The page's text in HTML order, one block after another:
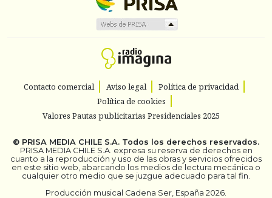
Contacto comercial Aviso legal
Política de privacidad
Política de cookies
Valores Pautas publicitarias Presidenciales 2025
© PRISA MEDIA CHILE S.A. Todos los derechos reservados.
PRISA MEDIA CHILE S.A. expresa su reserva de derechos en
cuanto a la reproducción y uso de las obras y servicios ofrecidos
en este sitio web, abarcando los medios de lectura mecánica o
cualquier otro medio que se juzgue adecuado para tal fin.
Producción musical Cadena Ser, España 2026.